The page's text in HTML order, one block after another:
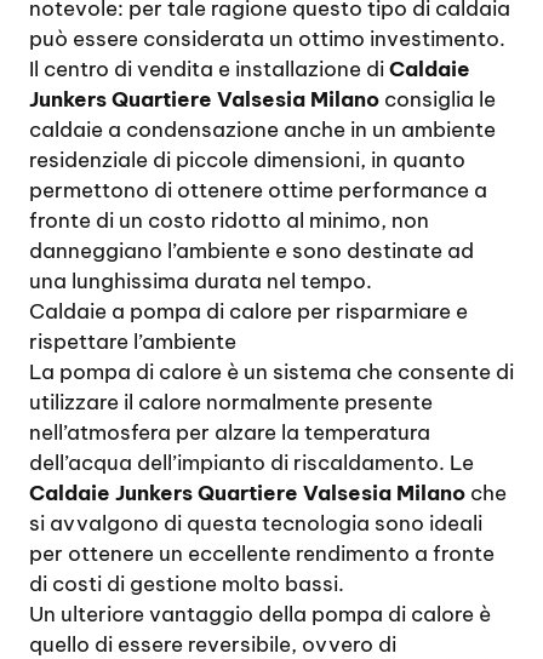
notevole: per tale ragione questo tipo di caldaia
può essere considerata un ottimo investimento.
Il centro di vendita e installazione diCaldaie
Junkers Quartiere Valsesia Milano consiglia le
caldaie a condensazione anche in un ambiente
residenziale di piccole dimensioni, in quanto
permettono di ottenere ottime performance a
fronte di un costo ridotto al minimo, non
danneggiano l’ambiente e sono destinate ad
una lunghissima durata nel tempo.
Caldaie a pompa di calore per risparmiare e
rispettare l’ambiente
La pompa di calore è un sistema che consente di
utilizzare il calore normalmente presente
nell’atmosfera per alzare la temperatura
dell’acqua dell’impianto di riscaldamento. Le
Caldaie Junkers Quartiere Valsesia Milano che
si avvalgono di questa tecnologia sono ideali
per ottenere un eccellente rendimento a fronte
di costi di gestione molto bassi.
Un ulteriore vantaggio della pompa di calore è
quello di essere reversibile, ovvero di